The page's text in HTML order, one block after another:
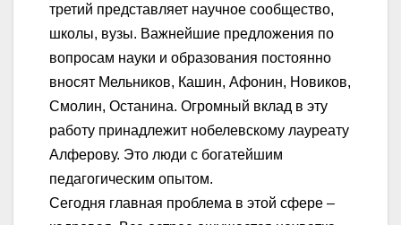
третий представляет научное сообщество,
школы, вузы. Важнейшие предложения по
вопросам науки и образования постоянно
вносят Мельников, Кашин, Афонин, Новиков,
Смолин, Останина. Огромный вклад в эту
работу принадлежит нобелевскому лауреату
Алферову. Это люди с богатейшим
педагогическим опытом.
Сегодня главная проблема в этой сфере –